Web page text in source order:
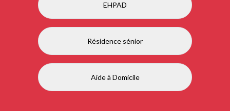
EHPAD
Résidence sénior
Aide à Domicile